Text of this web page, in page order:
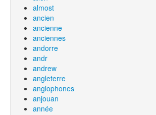
almost
ancien
ancienne
anciennes
andorre
andr
andrew
angleterre
anglophones
anjouan
année